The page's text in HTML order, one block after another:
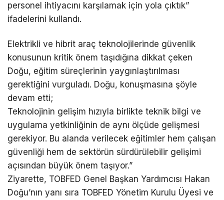
personel ihtiyacını karşılamak için yola çıktık”
ifadelerini kullandı.
Elektrikli ve hibrit araç teknolojilerinde güvenlik
konusunun kritik önem taşıdığına dikkat çeken
Doğu, eğitim süreçlerinin yaygınlaştırılması
gerektiğini vurguladı. Doğu, konuşmasına şöyle
devam etti;
Teknolojinin gelişim hızıyla birlikte teknik bilgi ve
uygulama yetkinliğinin de aynı ölçüde gelişmesi
gerekiyor. Bu alanda verilecek eğitimler hem çalışan
güvenliği hem de sektörün sürdürülebilir gelişimi
açısından büyük önem taşıyor.”
Ziyarette, TOBFED Genel Başkan Yardımcısı Hakan
Doğu’nın yanı sıra TOBFED Yönetim Kurulu Üyesi ve